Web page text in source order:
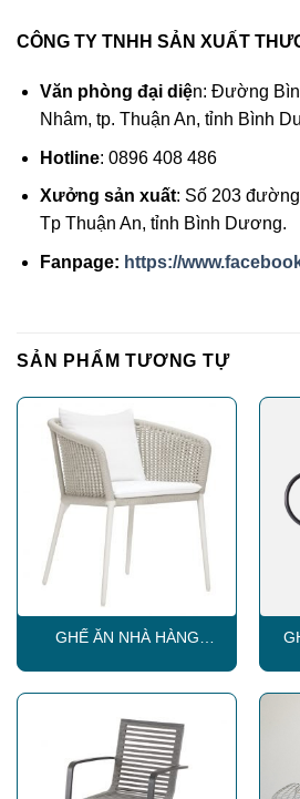
CÔNG TY TNHH SẢN XUẤT
Văn phòng đại diện: Đường
Nhâm, tp. Thuận An, tỉnh Bình
Hotline: 0896 408 486
Xưởng sản xuất: Số 203
Tp Thuận An, tỉnh Bình Dương.
Fanpage: https://
SẢN PHẨM TƯƠNG TỰ
GHẾ ĂN NHÀ HÀNG